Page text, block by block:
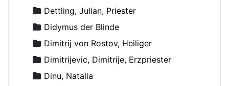
Dettling, Julian, Priester
Didymus der Blinde
Dimitrij von Rostov, Heiliger
Dimitrijevic, Dimitrije, Erzpriester
Dinu, Natalia